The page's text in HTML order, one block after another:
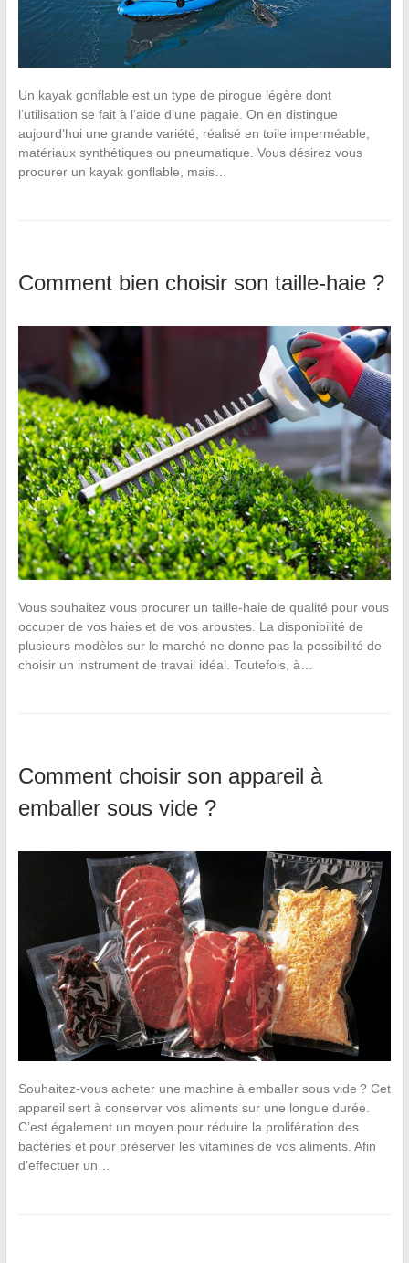
Un kayak gonflable est un type de pirogue légère dont
l’utilisation se fait à l’aide d’une pagaie. On en distingue
aujourd’hui une grande variété, réalisé en toile imperméable,
matériaux synthétiques ou pneumatique. Vous désirez vous
procurer un kayak gonflable, mais…
Comment bien choisir son taille-haie ?
Vous souhaitez vous procurer un taille-haie de qualité pour vous
occuper de vos haies et de vos arbustes. La disponibilité de
plusieurs modèles sur le marché ne donne pas la possibilité de
choisir un instrument de travail idéal. Toutefois, à…
Comment choisir son appareil à
emballer sous vide ?
Souhaitez-vous acheter une machine à emballer sous vide ? Cet
appareil sert à conserver vos aliments sur une longue durée.
C’est également un moyen pour réduire la prolifération des
bactéries et pour préserver les vitamines de vos aliments. Afin
d’effectuer un…